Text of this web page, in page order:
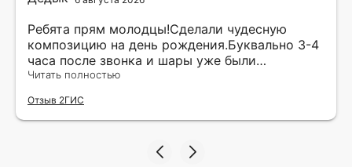
Ребята прям молодцы!Сделали чудесную
композицию на день рождения.Буквально 3-4
часа после звонка и шары уже были
доставлены мне по адресу.Качество
рада.
Читать полностью
Отзыв 2ГИС